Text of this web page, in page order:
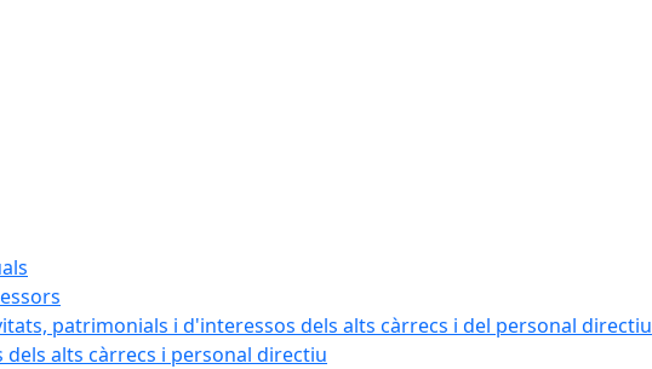
patrimonials i d'interessos dels alts càrrecs i del personal directiu
alts càrrecs i personal directiu